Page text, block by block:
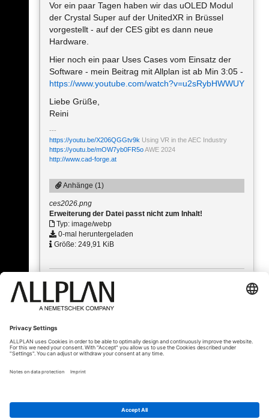
Vor ein paar Tagen haben wir das uOLED Modul
der Crystal Super auf der UnitedXR in Brüssel
vorgestellt - auf der CES gibt es dann neue
Hardware.
Hier noch ein paar Uses Cases vom Einsatz der
Software - mein Beitrag mit Allplan ist ab Min 3:05 -
https://www.youtube.com/watch?v=u2sRybHWWUY
Liebe Grüße,
Reini
https://youtu.be/X206QGGtv9k Using VR in the AEC Industry
https://youtu.be/mOW7yb0FR5oAWE 2024
http://www.cad-forge.at
Anhänge (1)
ces2026.png
Erweiterung der Datei passt nicht zum Inhalt!
Typ: image/webp
0-mal heruntergeladen
Größe: 249,91 KiB
« Zurück